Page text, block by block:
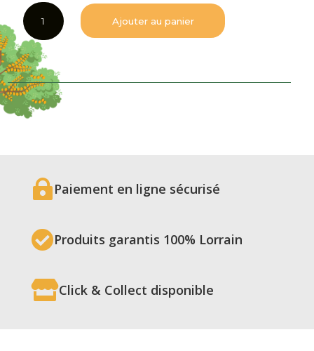
quantité
de
L'Or
du
Verger
Femme
n°2
flacon
ml
Ajouter au panier
Paiement en ligne sécurisé
Produits garantis 100% Lorrain
Click & Collect disponible